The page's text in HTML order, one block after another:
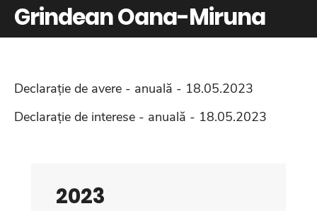
Grindean Oana-Miruna
Declarație de avere - anuală - 18.05.2023
Declarație de interese - anuală - 18.05.2023
2023